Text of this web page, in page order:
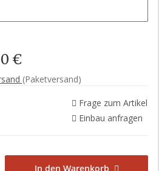
€
(Paketversand)
Frage zum Artikel
Einbau anfragen
In den Warenkorb